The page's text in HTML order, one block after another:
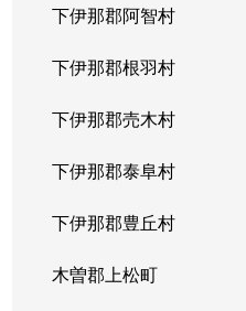
下伊那郡阿智村
下伊那郡根羽村
下伊那郡売木村
下伊那郡泰阜村
下伊那郡豊丘村
木曽郡上松町